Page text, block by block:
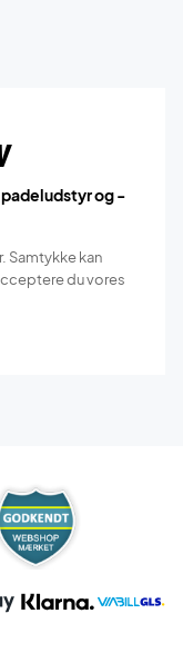
og -
Samtykke kan
du vores